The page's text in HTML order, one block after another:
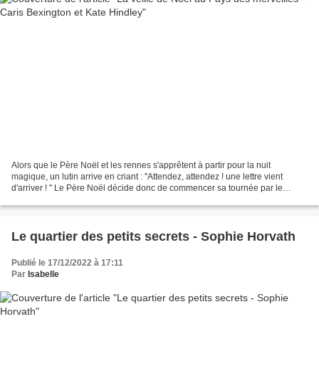
Alors que le Père Noël et les rennes s'apprêtent à partir pour la nuit
magique, un lutin arrive en criant : "Attendez, attendez ! une lettre vient
d'arriver ! " Le Père Noël décide donc de commencer sa tournée par le
Le quartier des petits secrets - Sophie Horvath
Publié le 17/12/2022 à 17:11
Par Isabelle